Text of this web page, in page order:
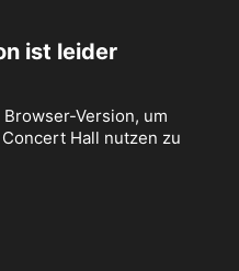
ist leider
Version, um
Hall nutzen zu